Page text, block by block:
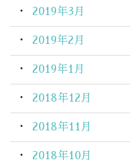
2019年3月
2019年2月
2019年1月
2018年12月
2018年11月
2018年10月